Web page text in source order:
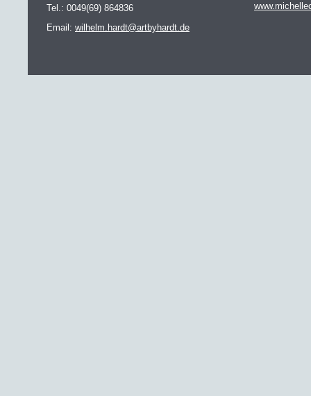
Tel.: 0049(69) 864836
Email: wilhelm.hardt@artbyhardt.de